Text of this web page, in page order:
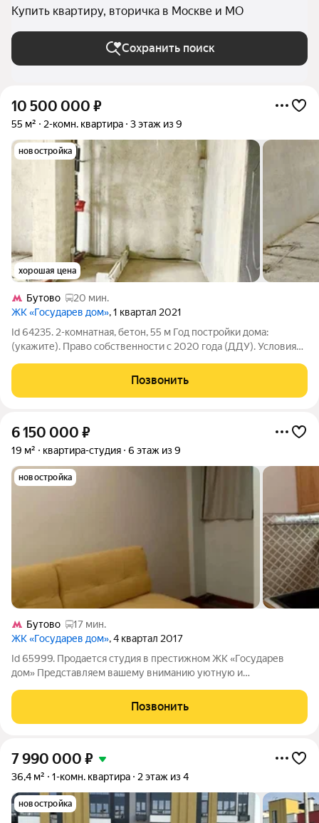
Купить квартиру, вторичка в Москве и МО
Сохранить поиск
10 500 000 ₽
55 м² 2-комн. квартира 3 этаж из 9
новостройка
хорошая цена
Бутово
20 мин.
ЖК «Государев дом», 1 квартал 2021
Id 64235. 2-комнатная, бетон, 55 м Год постройки дома:
(укажите). Право собственности с 2020 года (ДДУ). Условия
Обременений: нет. Прописанных: нет.
Позвонить
6 150 000 ₽
19 м² квартира-студия 6 этаж из 9
новостройка
Бутово
17 мин.
ЖК «Государев дом», 4 квартал 2017
Id 65999. Продается студия в престижном ЖК «Государев
дом» Представляем вашему вниманию уютную и
современного жилого комплекса. Это не просто квартира, а
полностью готовое к комфортной жизни
Позвонить
7 990 000 ₽
36,4 м² 1-комн. квартира 2 этаж из 4
новостройка